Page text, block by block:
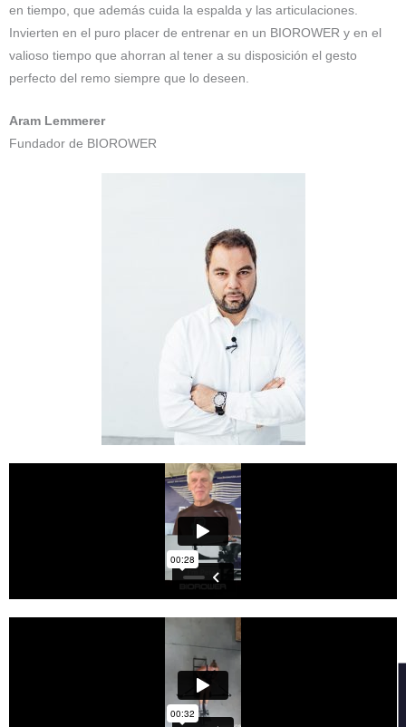
en tiempo, que además cuida la espalda y las articulaciones.
Invierten en el puro placer de entrenar en un BIOROWER y en el
valioso tiempo que ahorran al tener a su disposición el gesto
perfecto del remo siempre que lo deseen.
Aram Lemmerer
Fundador de BIOROWER